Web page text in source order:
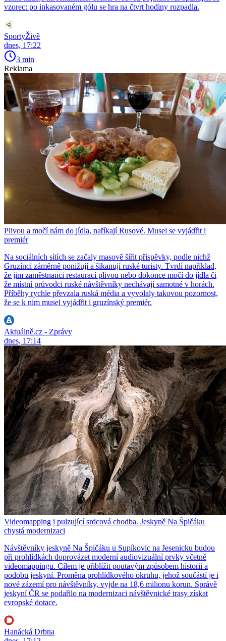
vzorec: po inkasovaném gólu se hra na čtvrt hodiny rozpadla.
SportyŽivě
dnes, 17:22
3 min
Reklama
Plivou a močí nám do jídla, naříkají Rusové. Musel se vyjádřit i
premiér
Na sociálních sítích se začaly masově šířit příspěvky, podle nichž
Gruzínci záměrně ponižují a šikanují ruské turisty. Tvrdí například,
že jim zaměstnanci restaurací plivou nebo dokonce močí do jídla či
že místní průvodci ruské návštěvníky nechávají samotné v horách.
Příběhy rychle převzala ruská média a vyvolaly takovou pozornost,
že se k nim musel vyjádřit i gruzínský premiér.
Aktuálně.cz - Zprávy
dnes, 17:14
Videomapping i pulzující srdcová chodba. Jeskyně Na Špičáku
chystá modernizaci
Návštěvníky jeskyně Na Špičáku u Supíkovic na Jesenicku budou
při prohlídkách doprovázet moderní audiovizuální prvky včetně
videomappingu. Cílem je přiblížit poutavým způsobem historii a
podobu jeskyní. Proměna prohlídkového okruhu, jehož součástí je i
nové zázemí pro návštěvníky, vyjde na 18,6 milionu korun. Správě
jeskyní ČR se podařilo na modernizaci návštěvnické trasy získat
evropské dotace.
Hanácká Drbna